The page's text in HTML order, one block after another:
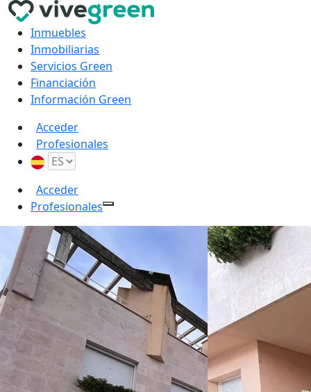
Inmuebles
Inmobiliarias
Servicios Green
Financiación
Información Green
Acceder
Profesionales
Acceder
Profesionales